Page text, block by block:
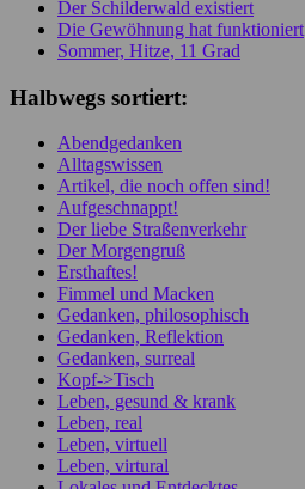
Der Schilderwald existiert
Die Gewöhnung hat funktioniert
Sommer, Hitze, 11 Grad
Halbwegs sortiert:
Abendgedanken
Alltagswissen
Artikel, die noch offen sind!
Aufgeschnappt!
Der liebe Straßenverkehr
Der Morgengruß
Ersthaftes!
Fimmel und Macken
Gedanken, philosophisch
Gedanken, Reflektion
Gedanken, surreal
Kopf->Tisch
Leben, gesund & krank
Leben, real
Leben, virtuell
Leben, virtural